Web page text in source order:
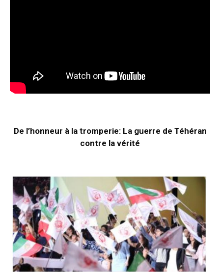
De l’honneur à la tromperie: La guerre de Téhéran
contre la vérité